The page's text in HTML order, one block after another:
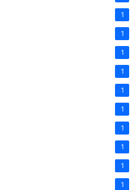
1
1
1
1
1
1
1
1
1
1